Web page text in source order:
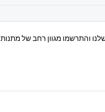
והתרשמו מגוון רחב של מתנות